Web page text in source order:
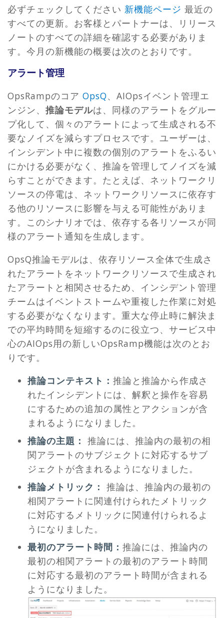
必ずチェックしてください 新機能ページ 最近の
すべての更新。お客様とパートナーは、リリース
ノートのすべての詳細を確認する必要がありま
す。今月の新機能の概要は次のとおりです。
アラート管理
OpsRampのコア OpsQ、AIOpsイベント管理エ
ンジン、 推論モデルは、同様のアラートをグルー
プ化して、個々のアラートによって生成される不
要なノイズを減らすプロセスです。ユーザーは、
インシデント中に複数の個別のアラートをふるい
にかける必要がなく、推論を管理してノイズを減
らすことができます。たとえば、ネットワークリ
ソースの停電は、ネットワークリソースに依存す
る他のリソースに影響を与える可能性がありま
す。このシナリオでは、依存する各リソースが同
様のアラート通知を生成します。
OpsQ推論モデルは、依存リソース全体で生成さ
れたアラートをネットワークリソースで生成され
たアラートと相関させるため、インシデント管理
チームはイベントストームや重複した作業に対処
する必要がなくなります。重大な停止時に解決ま
での平均時間を短縮するのに役立つ、サービス中
心のAIOps用の新しいOpsRamp機能は次のとお
りです。
推論コンテキスト： 推論と推論から作成さ
れたインシデントには、解釈と操作を容易
にするための追加の属性とアクションが含
まれるようになりました。
推論の主題： 推論には、推論内の最初の相
関アラートのサブジェクトに対応するサブ
ジェクトが含まれるようになりました。
推論メトリック： 推論は、推論内の最初の
相関アラートに関連付けられたメトリック
に対応するメトリックに関連付けられるよ
うになりました。
最初のアラート時間： 推論には、推論内の
最初の相関アラートの最初のアラート時間
に対応する最初のアラート時間が含まれる
ようになりました。